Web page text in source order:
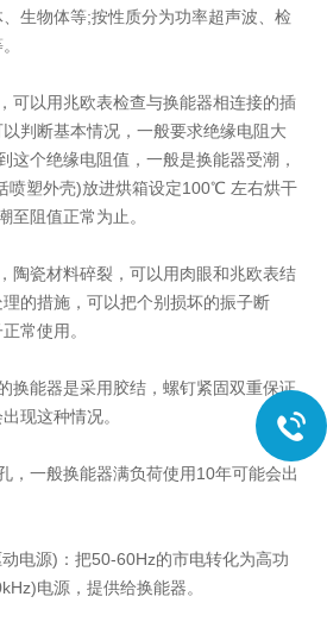
生物体等;按性质分为功率超声波、检
以用兆欧表检查与换能器相连接的插
判断基本情况，一般要求绝缘电阻大
这个绝缘电阻值，一般是换能器受潮，
喷塑外壳)放进烘箱设定100℃ 左右烘干
至阻值正常为止。
瓷材料碎裂，可以用肉眼和兆欧表结
的措施，可以把个别损坏的振子断
常使用。
能器是采用胶结，螺钉紧固双重保证
现这种情况。
一般换能器满负荷使用10年可能会出
源)：把50-60Hz的市电转化为高功
电源，提供给换能器。